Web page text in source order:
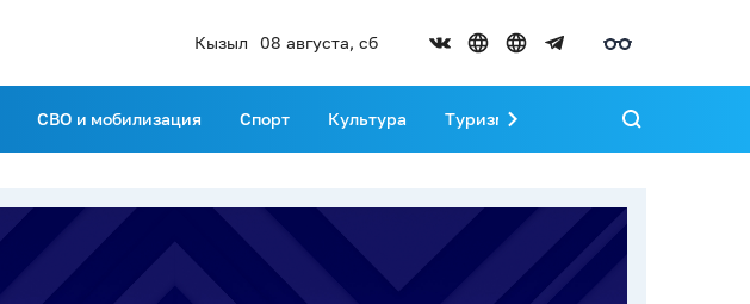
Кызыл 08 августа, сб
СВО и мобилизация Спорт Культура Туризм Развитие Тувы